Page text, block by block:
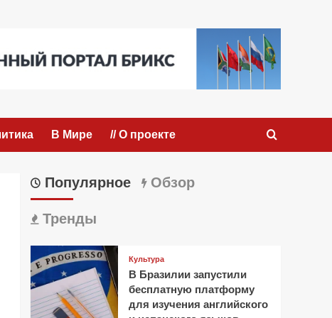
В Мире // О проекте
Популярное Обзор
Тренды
Культура
В Бразилии запустили
бесплатную платформу
для изучения английского